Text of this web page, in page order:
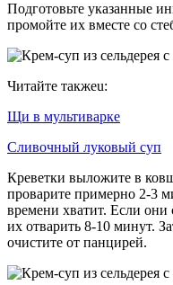
Подготовьте указанные
промойте их вместе со
Читайте такжеu:
Щи в мультиварке
Сливочный луковый суп
Креветки выложите в
проварите примерно 2-3
времени хватит. Если
их отварить 8-10 минут.
очистите от панцирей.